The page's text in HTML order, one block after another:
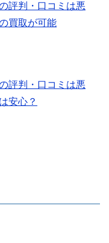
評判・口コミは悪
買取が可能
評判・口コミは悪
安心？